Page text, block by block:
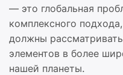
— это глобальная
комплексного
должны
элементов в более
нашей планеты.